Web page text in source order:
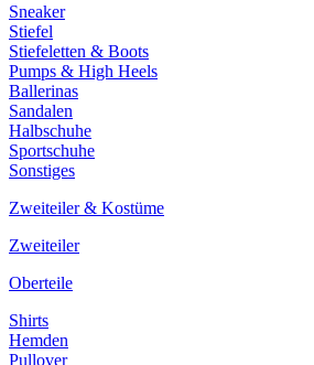
Sneaker
Stiefel
Stiefeletten & Boots
Pumps & High Heels
Ballerinas
Sandalen
Halbschuhe
Sportschuhe
Sonstiges
Zweiteiler & Kostüme
Zweiteiler
Oberteile
Shirts
Hemden
Pullover